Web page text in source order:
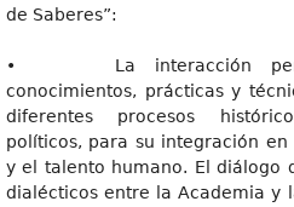
de Saberes”:
• La interacción
conocimientos, prácticas y
diferentes procesos
políticos, para su integración
y el talento humano. El diálogo
dialécticos entre la Academia y